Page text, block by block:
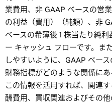
業費用、非 GAAP ベースの営
の利益（費用）（純額）、非
ベースの希薄後 1 株当たり純
ー キャッシュ フローです。ま
しやすいように、GAAP ベー
財務指標がどのような関係に
この情報を活用すれば、関連
酬費用、買収関連およびその